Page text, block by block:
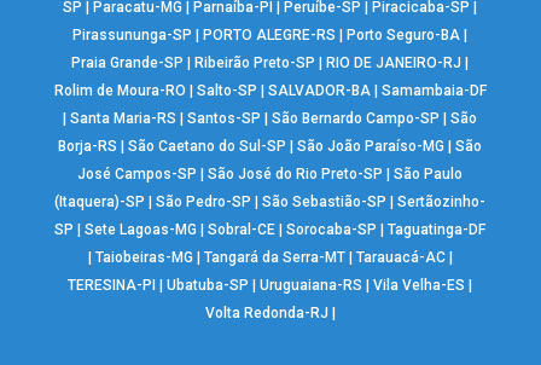
SP |Paracatu-MG |Parnaíba-PI |Peruíbe-SP |Piracicaba-SP |
Pirassununga-SP |PORTO ALEGRE-RS |Porto Seguro-BA |
Praia Grande-SP |Ribeirão Preto-SP |RIO DE JANEIRO-RJ |
Rolim de Moura-RO | Salto-SP | SALVADOR-BA| Samambaia-DF
|Santa Maria-RS |Santos-SP |São Bernardo Campo-SP |São
Borja-RS |São Caetano do Sul-SP |São João Paraíso-MG |São
José Campos-SP |São José do Rio Preto-SP |São Paulo
(Itaquera)-SP |São Pedro-SP |São Sebastião-SP |Sertãozinho-
SP |Sete Lagoas-MG |Sobral-CE |Sorocaba-SP |Taguatinga-DF
| Taiobeiras-MG | Tangará da Serra-MT| Tarauacá-AC|
TERESINA-PI |Ubatuba-SP |Uruguaiana-RS |Vila Velha-ES |
Volta Redonda-RJ |